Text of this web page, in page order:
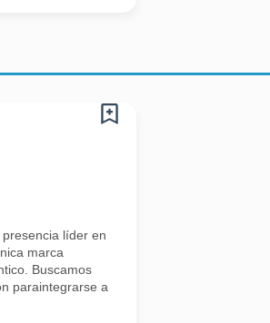
líder en
marca
Buscamos
paraintegrarse a